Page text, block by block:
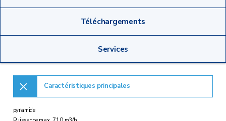
Téléchargements
Services
Caractéristiques principales
pyramide